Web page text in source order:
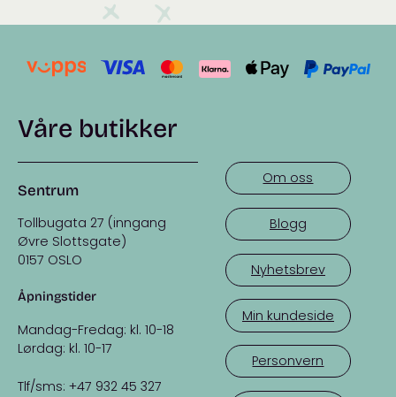
Våre butikker
Sentrum
Tollbugata 27 (inngang
Øvre Slottsgate)
0157 OSLO
Åpningstider
Mandag-Fredag: kl. 10-18
Lørdag: kl. 10-17
Tlf/sms: +47 932 45 327
Om oss
Blogg
Nyhetsbrev
Min kundeside
Personvern